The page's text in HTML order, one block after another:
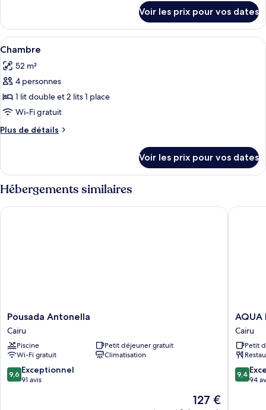
Chambre
Supérieure
le
type
de
Chambre
Supérieure
Voir les prix pour vos dates
Afficher
toutes
les
photos
pour
ce
type
de
Chambre
Literie de qualité supérieure,
4
Chambre
52 m²
4 personnes
1 lit double et 2 lits 1 place
Wi-Fi gratuit
Plus de détails
Plus
le
type
de
Chambre
Voir les prix pour vos dates
Hébergements similaires
Pousada
Antonella
Cairu
Pousada Antonella
Cairu
Piscine
Petit déjeuner gratuit
Wi-Fi gratuit
Climatisation
9.6
sur
9,6 Exceptionnel
91 avis
Le
127 €
Pousada Antonella
AQUA
BY
Cairu
AQUA
Cairu
Petit
9.4
sur
9,4
94
AQUA